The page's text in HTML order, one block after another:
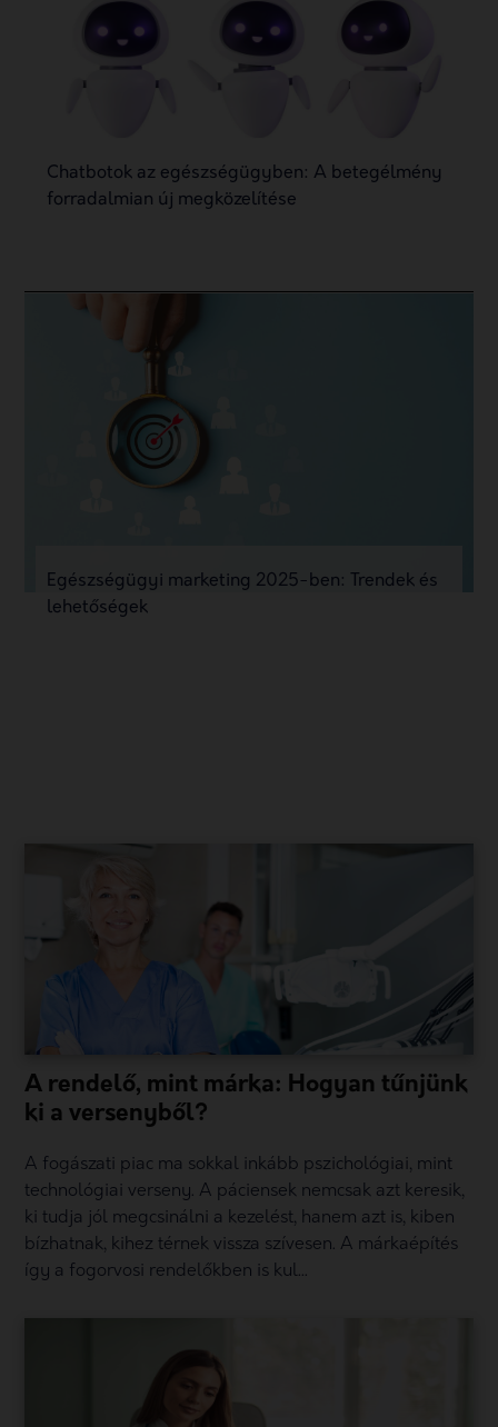
Chatbotok az egészségügyben: A betegélmény
forradalmian új megközelítése
Egészségügyi marketing 2025-ben: Trendek és
lehetőségek
A rendelő, mint márka: Hogyan tűnjünk
ki a versenyből?
A fogászati piac ma sokkal inkább pszichológiai, mint
technológiai verseny. A páciensek nemcsak azt keresik,
ki tudja jól megcsinálni a kezelést, hanem azt is, kiben
bízhatnak, kihez térnek vissza szívesen. A márkaépítés
így a fogorvosi rendelőkben is kul...